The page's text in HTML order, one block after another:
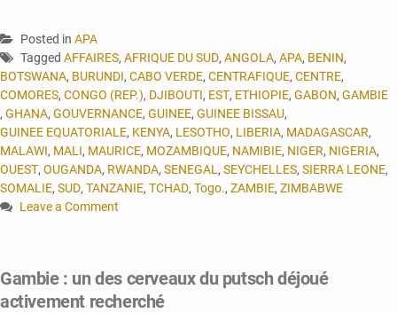
Posted in APA
Tagged AFFAIRES, AFRIQUE DU SUD, ANGOLA, APA, BENIN,
BOTSWANA, BURUNDI, CABO VERDE, CENTRAFIQUE, CENTRE,
COMORES, CONGO (REP.), DJIBOUTI, EST, ETHIOPIE, GABON, GAMBIE
, GHANA, GOUVERNANCE, GUINEE, GUINEE BISSAU,
GUINEE EQUATORIALE, KENYA, LESOTHO, LIBERIA, MADAGASCAR,
MALAWI, MALI, MAURICE, MOZAMBIQUE, NAMIBIE, NIGER, NIGERIA,
OUEST, OUGANDA, RWANDA, SENEGAL , SEYCHELLES, SIERRA LEONE,
SOMALIE, SUD, TANZANIE, TCHAD, Togo., ZAMBIE, ZIMBABWE
Leave a Comment
:
la
Gambie : un des cerveaux du putsch déjoué
activement recherché